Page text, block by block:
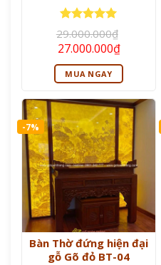
Được xếp
hạng55
sao
29.000.000₫
Giá
gốc
là:
29.000.000₫.
27.000.000₫Giá
hiện
tại
là:
MUA NGAY
-7%
Bàn Thờ đứng hiện đại
gỗ Gõ đỏ BT-04